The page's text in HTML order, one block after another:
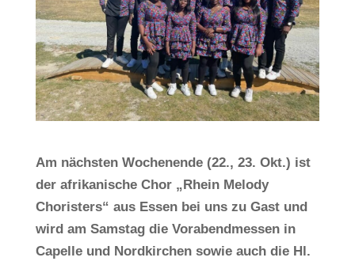
Am nächsten Wochenende (22., 23. Okt.) ist
der afrikanische Chor „Rhein Melody
Choristers“ aus Essen bei uns zu Gast und
wird am Samstag die Vorabendmessen in
Capelle und Nordkirchen sowie auch die Hl.